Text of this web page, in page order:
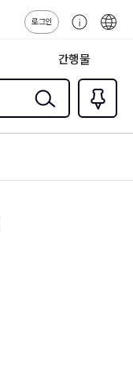
로그인
센
간행물
검색
즐겨찾
기0